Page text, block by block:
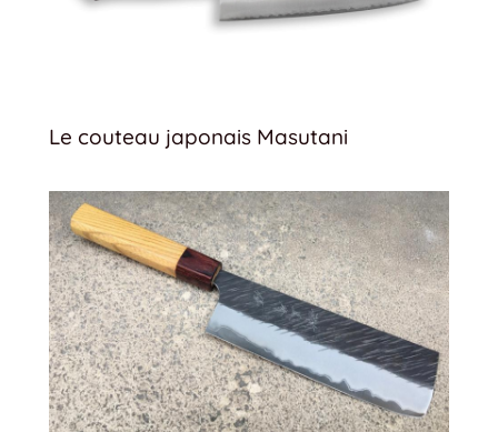
Le couteau japonais Masutani